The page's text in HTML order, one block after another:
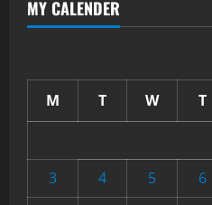
MY CALENDER
M T W T
3
4 5 6